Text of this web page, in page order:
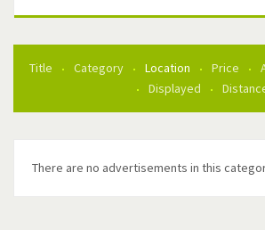
Title Category Location Price
Displayed
There are no advertisements in this